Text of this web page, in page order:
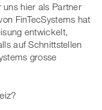
hier als Partner
FinTecSystems hat
entwickelt,
auf Schnittstellen
grosse